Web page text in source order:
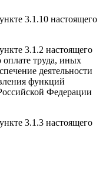
3.1.10 настоящего
3.1.2 настоящего
труда, иных
деятельности
функций
Федерации
3.1.3 настоящего